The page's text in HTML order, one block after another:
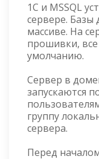
1С и MSSQL
сервере.
массиве. На
прошивки,
умолчанию.
Сервер в
запускаются
группу
сервера.
Перед